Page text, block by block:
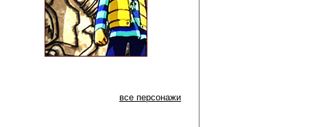
все персонажи